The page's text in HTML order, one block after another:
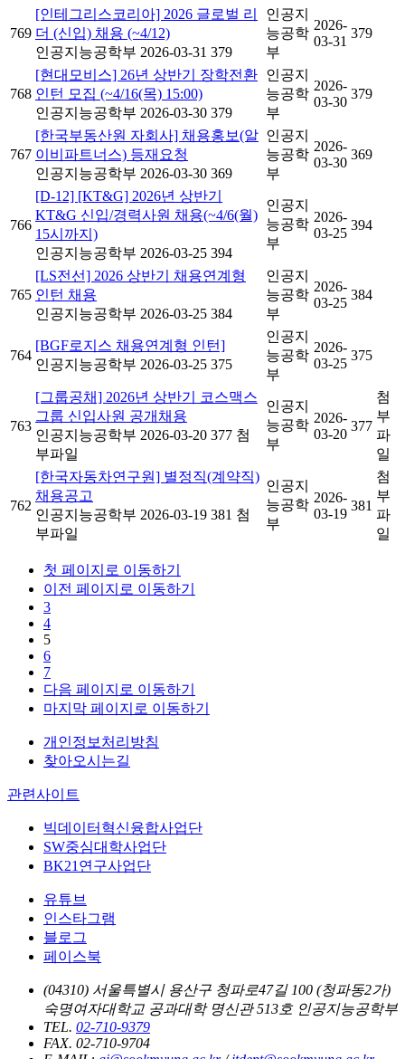
769
[인테그리스코리아] 2026 글로벌 리
더 (신입) 채용 (~4/12)
인공지능공학부 2026-03-31 379
인공지
능공학
부
2026-
03-31
379
768
[현대모비스] 26년 상반기 장학전환
인턴 모집 (~4/16(목) 15:00)
인공지능공학부 2026-03-30 379
인공지
능공학
부
2026-
03-30
379
767
[한국부동산원 자회사] 채용홍보(알
이비파트너스) 등재요청
인공지능공학부 2026-03-30 369
인공지
능공학
부
2026-
03-30
369
766
[D-12] [KT&G] 2026년 상반기
KT&G 신입/경력사원 채용(~4/6(월)
15시까지)
인공지능공학부 2026-03-25 394
인공지
능공학
부
2026-
03-25
394
765
[LS전선] 2026 상반기 채용연계형
인턴 채용
인공지능공학부 2026-03-25 384
인공지
능공학
부
2026-
03-25
384
764
[BGF로지스 채용연계형 인턴]
인공지능공학부 2026-03-25 375
인공지
능공학
부
2026-
03-25
375
763
[그룹공채] 2026년 상반기 코스맥스
그룹 신입사원 공개채용
인공지능공학부 2026-03-20 377 첨
부파일
인공지
능공학
부
2026-
03-20
377
첨
부
파
일
762
[한국자동차연구원] 별정직(계약직)
채용공고
인공지능공학부 2026-03-19 381 첨
부파일
인공지
능공학
부
2026-
03-19
381
첨
부
파
일
첫 페이지로 이동하기
이전 페이지로 이동하기
3
4
5
6
7
다음 페이지로 이동하기
마지막 페이지로 이동하기
개인정보처리방침
찾아오시는길
관련사이트
빅데이터혁신융합사업단
SW중심대학사업단
BK21연구사업단
유튜브
인스타그램
블로그
페이스북
(04310) 서울특별시 용산구 청파로47길 100 (청파동2가)
숙명여자대학교 공과대학 명신관 513호 인공지능공학부
TEL. 02-710-9379
FAX. 02-710-9704